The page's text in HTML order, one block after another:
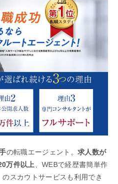
の転職エージェント。求人数が
万件以上、WEBで経歴書簡単作
スカウトサービスも利用でき